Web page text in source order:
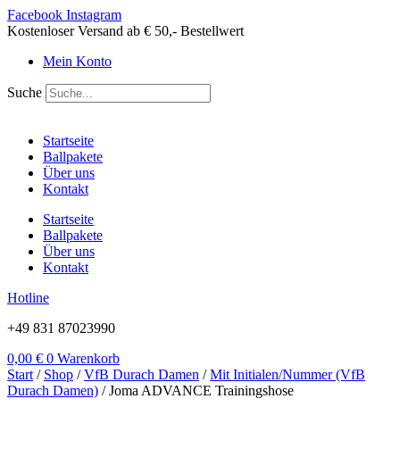
Zum
Inhalt
Facebook Instagram
Kostenloser Versand ab € 50,- Bestellwert
Mein Konto
Suche
Startseite
Ballpakete
Über uns
Kontakt
Startseite
Ballpakete
Über uns
Kontakt
Hotline
+49 831 87023990
0,00 € 0 Warenkorb
Start / Shop /VfB Durach Damen /Mit Initialen/Nummer (VfB
Durach Damen) / Joma ADVANCE Trainingshose